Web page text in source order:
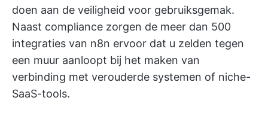
doen aan de veiligheid voor gebruiksgemak.
Naast compliance zorgen de meer dan 500
integraties van n8n ervoor dat u zelden tegen
een muur aanloopt bij het maken van
verbinding met verouderde systemen of niche-
SaaS-tools.